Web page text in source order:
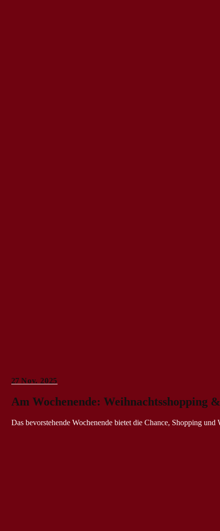
27 Nov. 2025
Am Wochenende: Weihnachtsshopping
Das bevorstehende Wochenende bietet die Chance, Shopping